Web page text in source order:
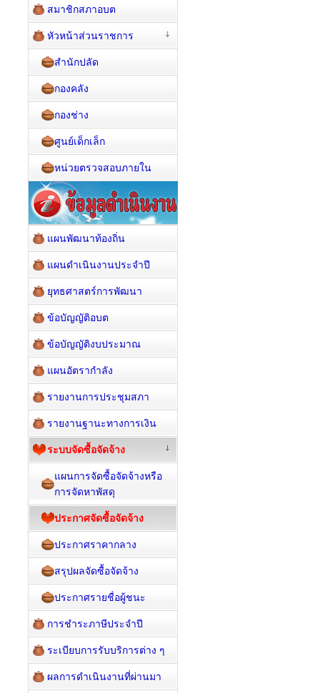
สมาชิกสภาอบต
หัวหน้าส่วนราชการ
สำนักปลัด
กองคลัง
กองช่าง
ศูนย์เด็กเล็ก
หน่วยตรวจสอบภายใน
แผนพัฒนาท้องถิ่น
แผนดำเนินงานประจำปี
ยุทธศาสตร์การพัฒนา
ข้อบัญญัติอบต
ข้อบัญญัติงบประมาณ
แผนอัตรากำลัง
รายงานการประชุมสภา
รายงานฐานะทางการเงิน
ระบบจัดซื้อจัดจ้าง
แผนการจัดซื้อจัดจ้างหรือ
การจัดหาพัสดุ
ประกาศจัดซื้อจัดจ้าง
ประกาศราคากลาง
สรุปผลจัดซื้อจัดจ้าง
ประกาศรายชื่อผู้ชนะ
การชำระภาษีประจำปี
ระเบียบการรับบริการต่าง ๆ
ผลการดำเนินงานที่ผ่านมา